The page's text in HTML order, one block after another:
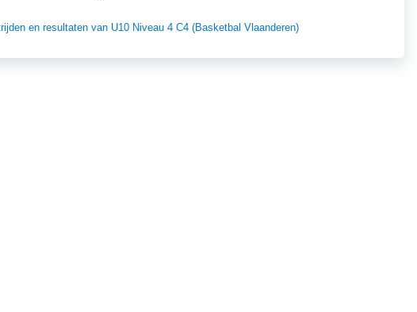
en resultaten van U10 Niveau 4 C4 (Basketbal Vlaanderen)